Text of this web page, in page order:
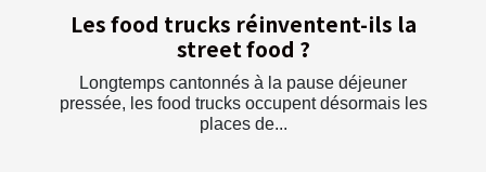
Les food trucks réinventent-ils la
street food ?
Longtemps cantonnés à la pause déjeuner
pressée, les food trucks occupent désormais les
places de...